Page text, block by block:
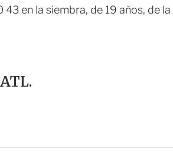
en la siembra, de 19 años, de la